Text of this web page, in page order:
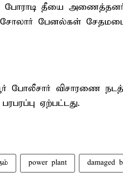
போராடி தீயை
சோலார் பேனல்கள்
போலீசார் விசாரணை
ஏற்பட்டது.
power plant damaged